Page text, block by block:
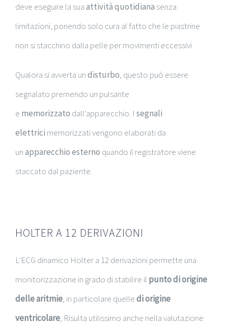
deve eseguire la suaattività quotidiana senza
limitazioni, ponendo solo cura al fatto che le piastrine
non si stacchino dalla pelle per movimenti eccessivi.
Qualora si avverta undisturbo, questo può essere
segnalato premendo un pulsante
e memorizzato dall’apparecchio. I segnali
elettrici memorizzati vengono elaborati da
unapparecchio esterno quando il registratore viene
staccato dal paziente.
HOLTER A 12 DERIVAZIONI
L’ECG dinamico Holter a 12 derivazioni permette una
monitorizzazione in grado di stabilire il punto di origine
delle aritmie, in particolare quelledi origine
ventricolare, Risulta utilissimo anche nella valutazione